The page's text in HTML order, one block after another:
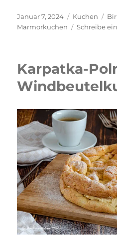
Veröffentlicht
am
Januar 7, 2024 Kategorien
Kuchen
Marmorkuchen
Schreibe
Karpatka-